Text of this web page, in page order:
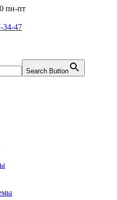
пн-пт
34-47
Search Button